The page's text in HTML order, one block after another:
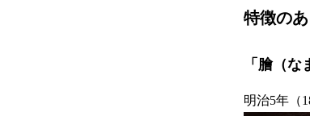
特徴の
「膾（
明治5年